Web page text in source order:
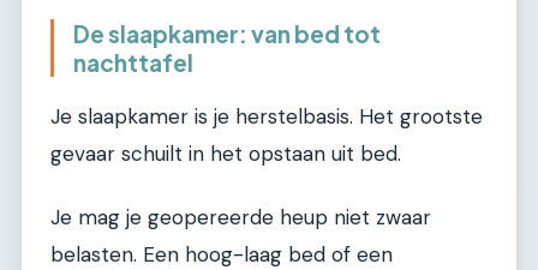
De slaapkamer: van bed tot
nachttafel
Je slaapkamer is je herstelbasis. Het grootste
gevaar schuilt in het opstaan uit bed.
Je mag je geopereerde heup niet zwaar
belasten. Een hoog-laag bed of een